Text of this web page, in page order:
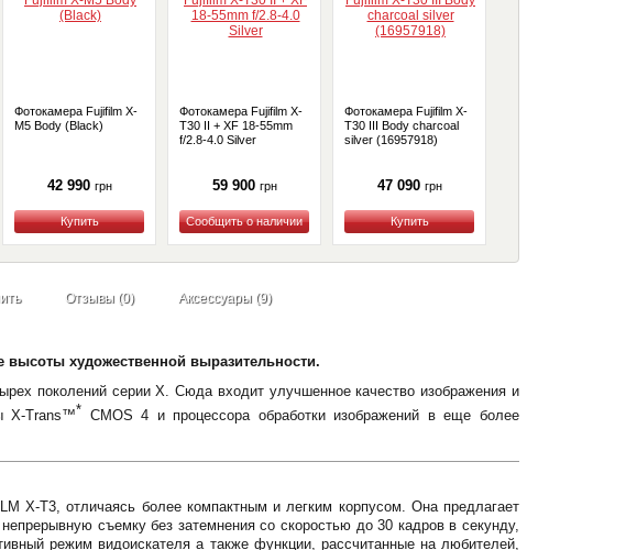
Фотокамера Fujifilm X-
M5 Body (Black)
42 990 грн
Купить
Фотокамера Fujifilm X-
T30 II + XF 18-55mm
f/2.8-4.0 Silver
59 900 грн
Купить
Фотокамера Fujifilm X-
T30 III Body charcoal
silver (16957918)
47 090 грн
Купить
Отзывы (0) Аксессуары (9)
высоты художественной выразительности.
поколений серии X. Сюда входит улучшенное качество изображения и
X-Trans™* CMOS 4 и процессора обработки изображений в еще более
X-T3, отличаясь более компактным и легким корпусом. Она предлагает
съемку без затемнения со скоростью до 30 кадров в секунду,
режим видоискателя а также функции, рассчитанные на любителей,